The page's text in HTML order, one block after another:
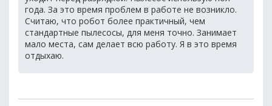
года. За это время проблем в работе не возникло.
Считаю, что робот более практичный, чем
стандартные пылесосы, для меня точно. Занимает
мало места, сам делает всю работу. Я в это время
отдыхаю.